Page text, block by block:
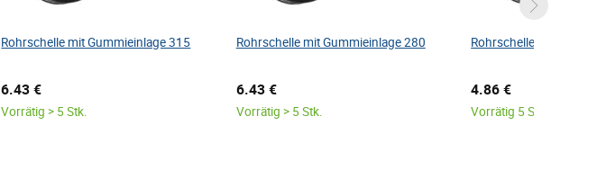
Rohrschelle mit Gummieinlage 315
6.43 €
Vorrätig > 5 Stk.
Rohrschelle mit Gummieinlage 280
6.43 €
Vorrätig > 5 Stk.
Rohrschelle mit
4.86 €
Vorrätig 5 Stk.